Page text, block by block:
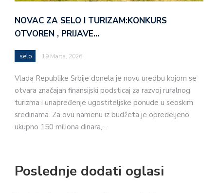
NOVAC ZA SELO I TURIZAM:KONKURS
OTVOREN , PRIJAVE…
selo 19 Marta, 2026
Vlada Republike Srbije donela je novu uredbu kojom se
otvara značajan finansijski podsticaj za razvoj ruralnog
turizma i unapređenje ugostiteljske ponude u seoskim
sredinama. Za ovu namenu iz budžeta je opredeljeno
ukupno 150 miliona dinara,…
Poslednje dodati oglasi